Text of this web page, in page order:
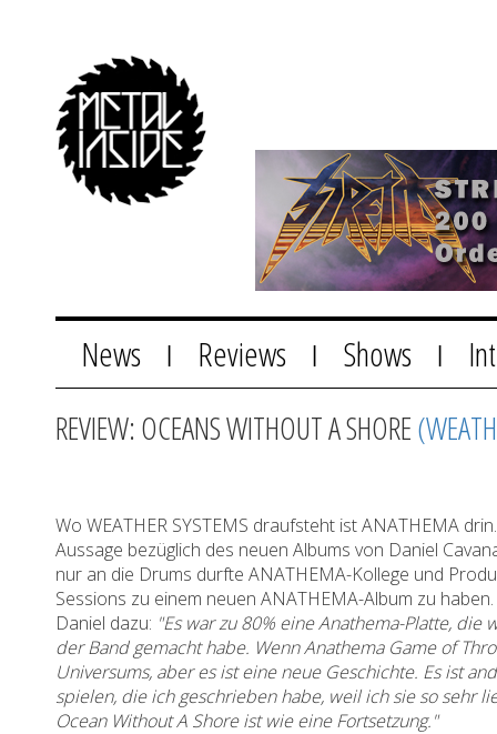
News Reviews Shows
REVIEW: OCEANS WITHOUT A SHORE
Wo WEATHER SYSTEMS draufsteht ist ANATHEMA
Aussage bezüglich des neuen Albums von Daniel
nur an die Drums durfte ANATHEMA-Kollege und
Sessions zu einem neuen ANATHEMA-Album zu
Daniel dazu: "Es war zu 80% eine Anathema-Platte,
der Band gemacht habe. Wenn Anathema Game of
Universums, aber es ist eine neue Geschichte. Es ist
spielen, die ich geschrieben habe, weil ich sie so sehr
Ocean Without A Shore ist wie eine Fortsetzung."